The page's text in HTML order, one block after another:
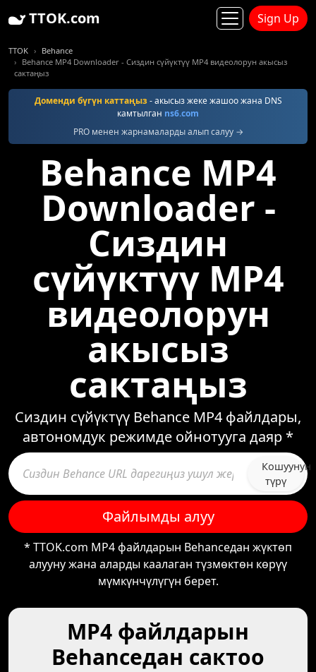
TTOK.com Sign Up
TTOK
Behance
Behance MP4 Downloader - Сиздин сүйүктүү MP4 видеолорун акысыз
сактаңыз
Доменди бүгүн каттаңыз- акысыз жеке жашоо жана DNS
камтылган ns6.com
PRO менен жарнамаларды алып салуу →
Behance MP4
Downloader -
Сиздин
сүйүктүү MP4
видеолорун
акысыз
сактаңыз
Сиздин сүйүктүү Behance MP4 файлдары,
автономдук режимде ойнотууга даяр *
Кошуунун
түрү
Файлымды алуу
* TTOK.com MP4 файлдарын Behanceдан жүктөп
алууну жана аларды каалаган түзмөктөн көрүү
мүмкүнчүлүгүн берет.
MP4 файлдарын
Behanceдан сактоо